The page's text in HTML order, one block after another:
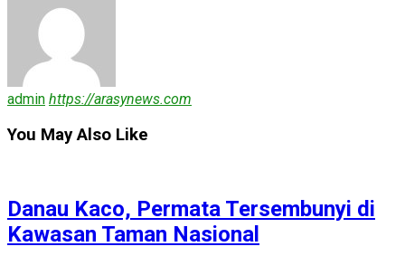
admin https://arasynews.com
You May Also Like
Danau Kaco, Permata Tersembunyi di
Kawasan Taman Nasional